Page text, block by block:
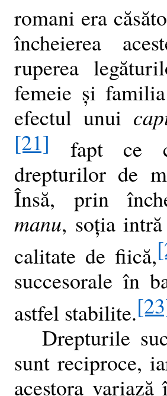
romani era
încheierea
ruperea
femeie și
efectul unui
[21] fapt ce
drepturilor de
Însă, prin
manu, soția
calitate de fiică,
succesorale în
astfel stabilite.
Drepturile
sunt reciproce,
acestora